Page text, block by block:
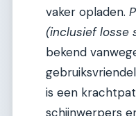
vaker opladen.
(inclusief losse
bekend
is een
schijnwerpers